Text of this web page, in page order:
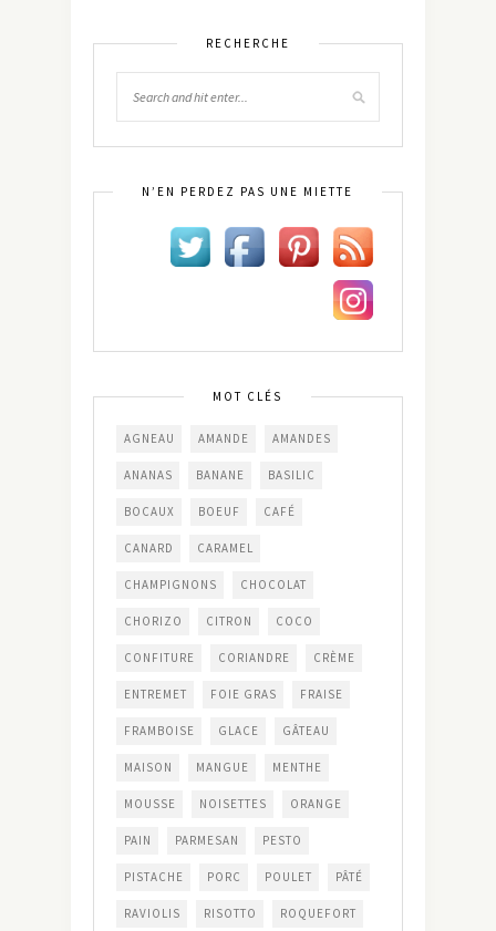
RECHERCHE
N’EN PERDEZ PAS UNE MIETTE
MOT CLÉS
AGNEAU AMANDE AMANDES
ANANAS BANANE BASILIC
BOCAUX BOEUF CAFÉ
CANARD CARAMEL
CHAMPIGNONS CHOCOLAT
CHORIZO CITRON COCO
CONFITURE CORIANDRE CRÈME
ENTREMET FOIE GRAS FRAISE
FRAMBOISE GLACE GÂTEAU
MAISON MANGUE MENTHE
MOUSSE NOISETTES ORANGE
PAIN PARMESAN PESTO
PISTACHE PORC POULET PÂTÉ
RAVIOLIS RISOTTO ROQUEFORT